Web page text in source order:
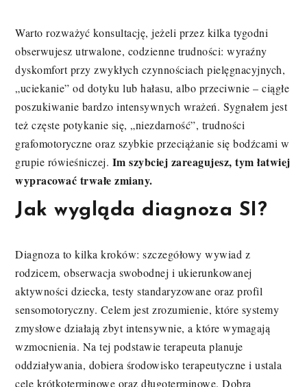
Warto rozważyć konsultację, jeżeli przez kilka tygodni
obserwujesz utrwalone, codzienne trudności: wyraźny
dyskomfort przy zwykłych czynnościach pielęgnacyjnych,
„uciekanie” od dotyku lub hałasu, albo przeciwnie – ciągłe
poszukiwanie bardzo intensywnych wrażeń. Sygnałem jest
też częste potykanie się, „niezdarność”, trudności
grafomotoryczne oraz szybkie przeciążanie się bodźcami w
grupie rówieśniczej. Im szybciej zareagujesz, tym łatwiej
wypracować trwałe zmiany.
Jak wygląda diagnoza SI?
Diagnoza to kilka kroków: szczegółowy wywiad z
rodzicem, obserwacja swobodnej i ukierunkowanej
aktywności dziecka, testy standaryzowane oraz profil
sensomotoryczny. Celem jest zrozumienie, które systemy
zmysłowe działają zbyt intensywnie, a które wymagają
wzmocnienia. Na tej podstawie terapeuta planuje
oddziaływania, dobiera środowisko terapeutyczne i ustala
cele krótkoterminowe oraz długoterminowe. Dobra